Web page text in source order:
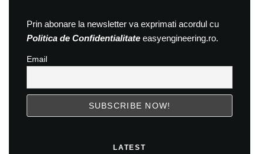
Prin abonare la newsletter va exprimati acordul cu
Politica de Confidentialitate easyengineering.ro.
Email
LATEST